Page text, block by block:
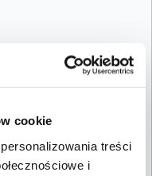
cookie
treści
i